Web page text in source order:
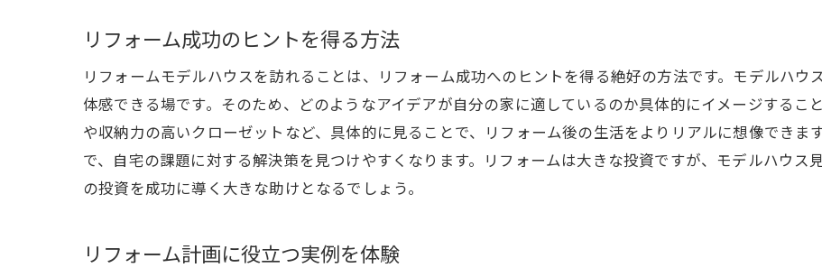
リフォームモデルハウスで見つける革新的技術
リフォームに取り入れるべき最新技術
革新的技術がもたらす住まいの未来
モデルハウスでの新技術体験
リフォーム成功のヒントを得る方法
リフォームモデルハウスを訪れることは、リフォーム成功へのヒントを得る絶好の方法です。モデルハウ
体感できる場です。そのため、どのようなアイデアが自分の家に適しているのか具体的にイメージするこ
や収納力の高いクローゼットなど、具体的に見ることで、リフォーム後の生活をよりリアルに想像できま
で、自宅の課題に対する解決策を見つけやすくなります。リフォームは大きな投資ですが、モデルハウス
の投資を成功に導く大きな助けとなるでしょう。
リフォーム計画に役立つ実例を体験